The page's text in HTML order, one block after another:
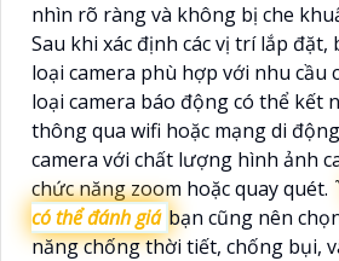
nhìn rõ ràng và không bị che
Sau khi xác định các vị trí lắp đặt,
loại camera phù hợp với nhu cầu
loại camera báo động có thể kết
thông qua wifi hoặc mạng di
camera với chất lượng hình ảnh
chức năng zoom hoặc quay quét.
có thể đánh giá bạn cũng nên
năng chống thời tiết, chống bụi,